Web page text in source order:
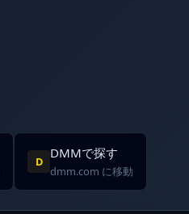
D
DMMで探す
dmm.com に移動